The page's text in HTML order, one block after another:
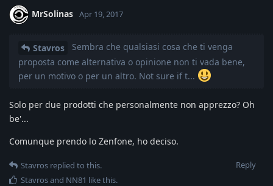
MrSolinas Apr 19, 2017
Stavros
Sembra che qualsiasi cosa che ti venga
proposta come alternativa o opinione non ti vada bene,
per un motivo o per un altro. Not sure if t...
Solo per due prodotti che personalmente non apprezzo? Oh
be'...
Comunque prendo lo Zenfone, ho deciso.
Reply
Stavros replied to this.
Stavrosand NN81 like this.